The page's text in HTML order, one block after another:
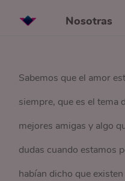
Nosotras
Sabemos que el amor
siempre, que es el tema
mejores amigas y algo
dudas cuando estamos
habían dicho que existen